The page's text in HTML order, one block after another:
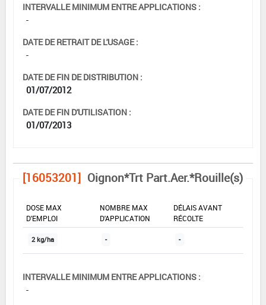
INTERVALLE MINIMUM ENTRE APPLICATIONS :
-
DATE DE RETRAIT DE L'USAGE :
-
DATE DE FIN DE DISTRIBUTION :
01/07/2012
DATE DE FIN D'UTILISATION :
01/07/2013
[16053201] Oignon*Trt Part.Aer.*Rouille(s)
DOSE MAX
D'EMPLOI
NOMBRE MAX
D'APPLICATION
DÉLAIS AVANT
RÉCOLTE
2 kg/ha - -
INTERVALLE MINIMUM ENTRE APPLICATIONS :
-